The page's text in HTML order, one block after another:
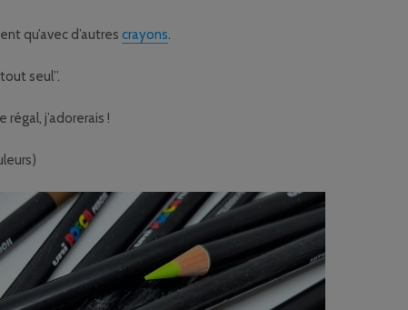
qu’avec d’autres crayons.
seul”.
j’adorerais !